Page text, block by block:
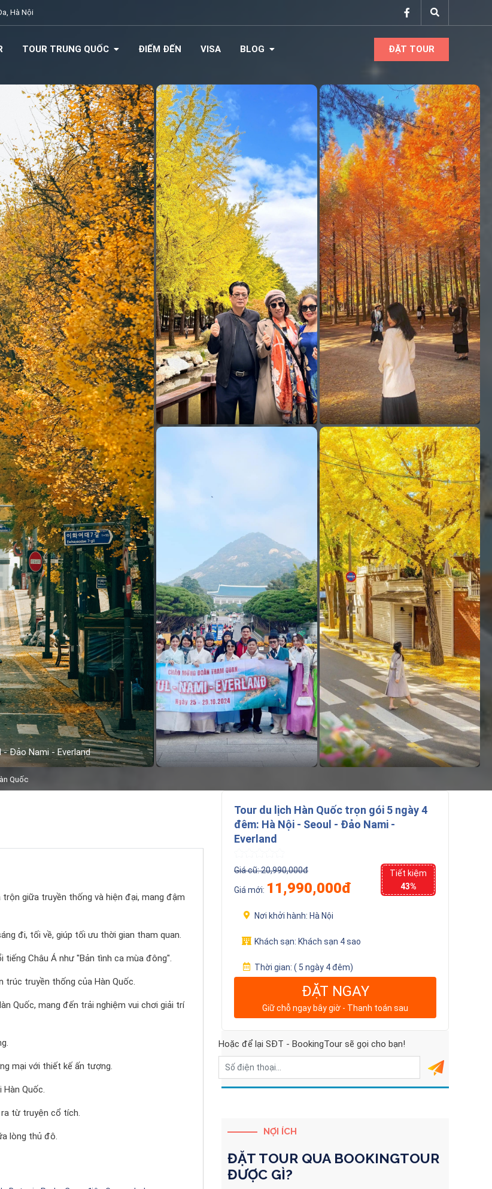
Hà Nội
TOUR TRUNG QUỐC ĐIẾM ĐẾN VISA BLOG ĐẶT TOUR
- Đảo Nami - Everland
Quốc
giữa truyền thống và hiện đại, mang đậm
đi, tối về, giúp tối ưu thời gian tham quan.
Châu Á như "Bản tình ca mùa đông".
trúc truyền thống của Hàn Quốc.
Quốc, mang đến trải nghiệm vui chơi giải trí
mại với thiết kế ấn tượng.
Quốc.
từ truyện cổ tích.
lòng thủ đô.
Tour du lịch Hàn Quốc trọn gói 5 ngày 4
đêm: Hà Nội - Seoul - Đảo Nami -
Everland
Giá cũ:20,990,000đ
Giá mới: 11,990,000đ
Tiết kiệm
43%
Nơi khởi hành: Hà Nội
Khách sạn: Khách sạn 4 sao
Thời gian:( 5 ngày 4 đêm)
ĐẶT NGAY
Giữ chỗ ngay bây giờ - Thanh toán sau
Hoặc để lại SĐT - BookingTour sẽ gọi cho bạn!
NỢI ÍCH
ĐẶT TOUR QUA BOOKINGTOUR
ĐƯỢC GÌ?